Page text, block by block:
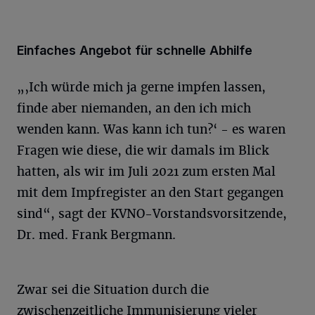
Einfaches Angebot für schnelle Abhilfe
„‚Ich würde mich ja gerne impfen lassen,
finde aber niemanden, an den ich mich
wenden kann. Was kann ich tun?‘ - es waren
Fragen wie diese, die wir damals im Blick
hatten, als wir im Juli 2021 zum ersten Mal
mit dem Impfregister an den Start gegangen
sind“, sagt der KVNO-Vorstandsvorsitzende,
Dr. med. Frank Bergmann.
Zwar sei die Situation durch die
zwischenzeitliche Immunisierung vieler